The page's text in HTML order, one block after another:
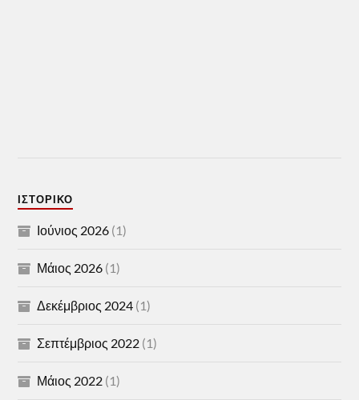
ΙΣΤΟΡΙΚΌ
Ιούνιος 2026 (1)
Μάιος 2026 (1)
Δεκέμβριος 2024 (1)
Σεπτέμβριος 2022 (1)
Μάιος 2022 (1)